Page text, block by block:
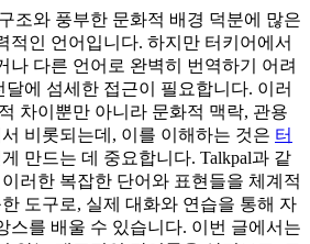
구조와 풍부한 문화적 배경 덕분에 많은
적인 언어입니다. 하지만 터키어에서
나 다른 언어로 완벽히 번역하기 어려
에 섬세한 접근이 필요합니다. 이러
차이뿐만 아니라 문화적 맥락, 관용
비롯되는데, 이를 이해하는 것은 터
만드는 데 중요합니다. Talkpal과 같
러한 복잡한 단어와 표현들을 체계적
도구로, 실제 대화와 연습을 통해 자
스를 배울 수 있습니다. 이번 글에서는